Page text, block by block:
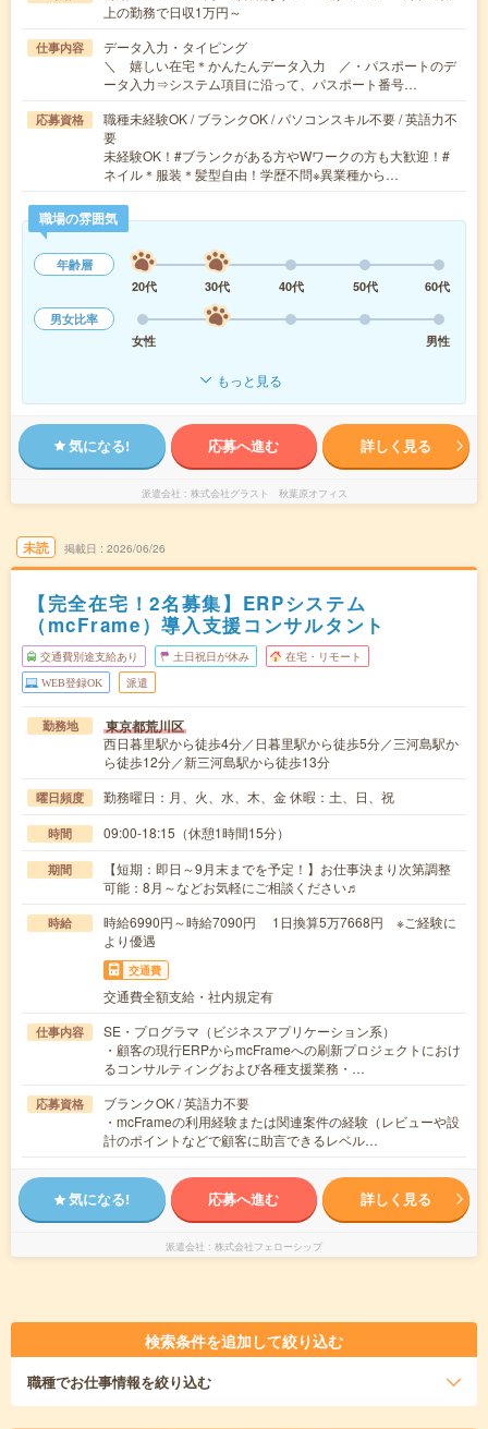
上の勤務で日収1万円～
仕事内容
データ入力・タイピング
＼ 嬉しい在宅＊かんたんデータ入力 ／・パスポートのデ
ータ入力⇒システム項目に沿って、パスポート番号…
応募資格
職種未経験OK / ブランクOK / パソコンスキル不要 / 英語力不
要
未経験OK！#ブランクがある方やWワークの方も大歓迎！#
ネイル＊服装＊髪型自由！学歴不問※異業種から…
職場の雰囲気
年齢層
20代
30代 40代 50代
60代
男女比率
女性
男性
もっと見る
気になる! 応募へ進む 詳しく見る
派遣会社 株式会社グラスト 秋葉原オフィス
未読 掲載日 2026/06/26
【完全在宅！2名募集】ERPシステム
（mcFrame）導入支援コンサルタント
交通費別途支給あり 土日祝日が休み 在宅・リモート
WEB登録OK 派遣
勤務地 東京都荒川区
西日暮里駅から徒歩4分／日暮里駅から徒歩5分／三河島駅か
ら徒歩12分／新三河島駅から徒歩13分
曜日頻度 勤務曜日：月、火、水、木、金 休暇：土、日、祝
時間 09:00-18:15（休憩1時間15分）
期間
【短期：即日～9月末までを予定！】お仕事決まり次第調整
可能：8月～などお気軽にご相談ください♬
時給
時給6990円～時給7090円 1日換算5万7668円 ※ご経験に
より優遇
交通費
交通費全額支給・社内規定有
仕事内容
SE・プログラマ（ビジネスアプリケーション系）
・顧客の現行ERPからmcFrameへの刷新プロジェクトにおけ
るコンサルティングおよび各種支援業務・…
応募資格
ブランクOK / 英語力不要
・mcFrameの利用経験または関連案件の経験（レビューや設
計のポイントなどで顧客に助言できるレベル…
気になる! 応募へ進む 詳しく見る
派遣会社 株式会社フェローシップ
検索条件を追加して絞り込む
職種でお仕事情報を絞り込む